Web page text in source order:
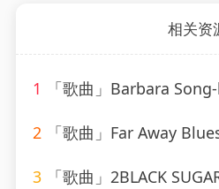
相关资
1 「歌曲」Barbara
2 「歌曲」Far Away
3 「歌曲」2BLACK SUGAR SUGAR PIE-BLACK